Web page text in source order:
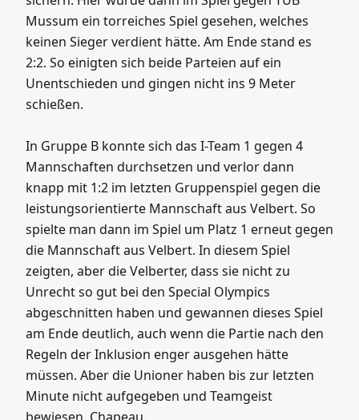
In Gruppe B konnte sich das I-Team 1 gegen 4
Mannschaften durchsetzen und verlor dann
knapp mit 1:2 im letzten Gruppenspiel gegen die
leistungsorientierte Mannschaft aus Velbert. So
zeigten, aber die Velberter, dass sie nicht zu
abgeschnitten haben und gewannen dieses Spiel
am Ende deutlich, auch wenn die Partie nach den
Regeln der Inklusion enger ausgehen hätte
müssen. Aber die Unioner haben bis zur letzten
Minute nicht aufgegeben und Teamgeist
bewiesen. Chapeau.
Wir bedanken uns sehr herzlich bei Herrn
Theobald und seinem Team für dieses
wunderschöne Turnier mit vielen Highlights und
Präsente und einen Pokal. Ganz lieben Dank.